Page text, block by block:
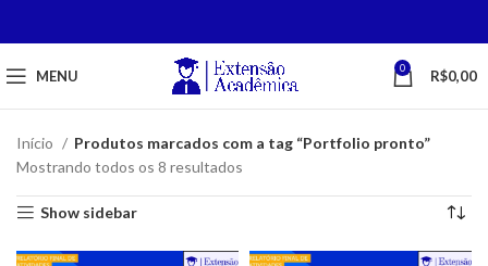
MENU 0 R$0,00
Início
Produtos marcados com a tag “Portfolio pronto”
Mostrando todos os 8 resultados
Show sidebar